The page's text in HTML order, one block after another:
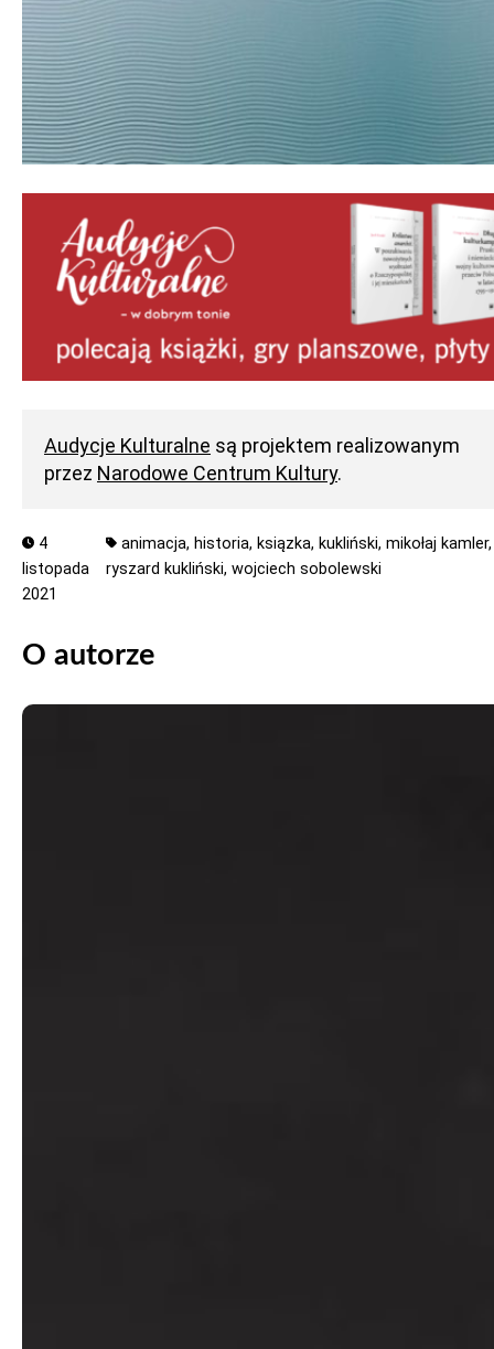
Audycje Kulturalne są projektem realizowanym
przez Narodowe Centrum Kultury.
4
listopada
2021
animacja, historia, ksiązka, kukliński, mikołaj kamler,
ryszard kukliński,wojciech sobolewski
O autorze